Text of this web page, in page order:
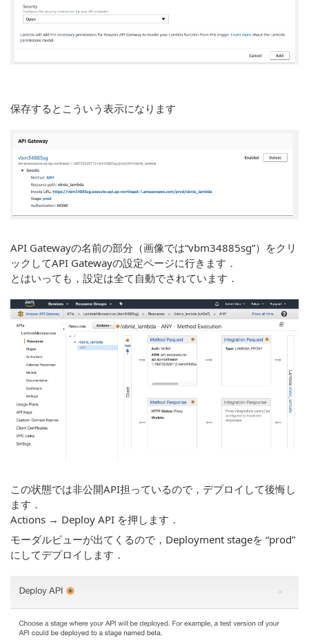
保存するとこういう表示になります
API Gatewayの名前の部分（画像では“vbm34885sg”）をクリ
ックしてAPI Gatewayの設定ページに行きます．
とはいっても，設定は全て自動でされています．
この状態では非公開API担っているので，デプロイして後悔し
ます．
Actions → Deploy API を押します．
モーダルビューが出てくるので，Deployment stageを “prod”
にしてデプロイします．